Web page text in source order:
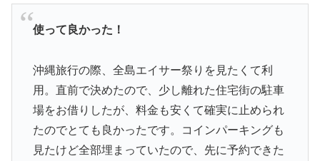
使って良かった！
沖縄旅行の際、全島エイサー祭りを見たくて利
用。直前で決めたので、少し離れた住宅街の駐車
場をお借りしたが、料金も安くて確実に止められ
たのでとても良かったです。コインパーキングも
見たけど全部埋まっていたので、先に予約できた